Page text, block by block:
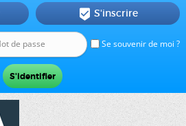
Se souvenir de moi ?
 S'inscrire